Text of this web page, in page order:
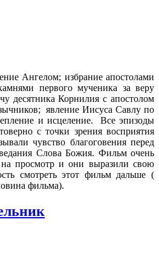
Ангелом; избрание апостолами
первого мученика за веру
десятника Корнилия с апостолом
явление Иисуса Савлу по
и исцеление. Все эпизоды
с точки зрения восприятия
чувство благоговения перед
Слова Божия. Фильм очень
просмотр и они выразили свою
смотреть этот фильм дальше (
фильма).